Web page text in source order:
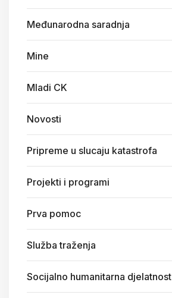
Međunarodna saradnja
Mine
Mladi CK
Novosti
Pripreme u slucaju katastrofa
Projekti i programi
Prva pomoc
Služba traženja
Socijalno humanitarna djelatnost